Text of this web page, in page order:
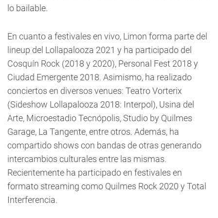
lo bailable.
En cuanto a festivales en vivo, Limon forma parte del
lineup del Lollapalooza 2021 y ha participado del
Cosquín Rock (2018 y 2020), Personal Fest 2018 y
Ciudad Emergente 2018. Asimismo, ha realizado
conciertos en diversos venues: Teatro Vorterix
(Sideshow Lollapalooza 2018: Interpol), Usina del
Arte, Microestadio Tecnópolis, Studio by Quilmes
Garage, La Tangente, entre otros. Además, ha
compartido shows con bandas de otras generando
intercambios culturales entre las mismas.
Recientemente ha participado en festivales en
formato streaming como Quilmes Rock 2020 y Total
Interferencia.